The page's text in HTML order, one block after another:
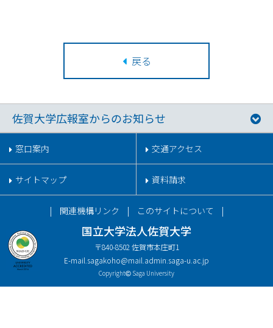
戻る
佐賀大学広報室からのお知らせ
窓口案内 交通アクセス
サイトマップ 資料請求
国立大学法人佐賀大学
〒840-8502 佐賀市本庄町1
E-mail. sagakoho@mail.admin.saga-u.ac.jp
関連機構リンク このサイトについて
Copyright Saga University